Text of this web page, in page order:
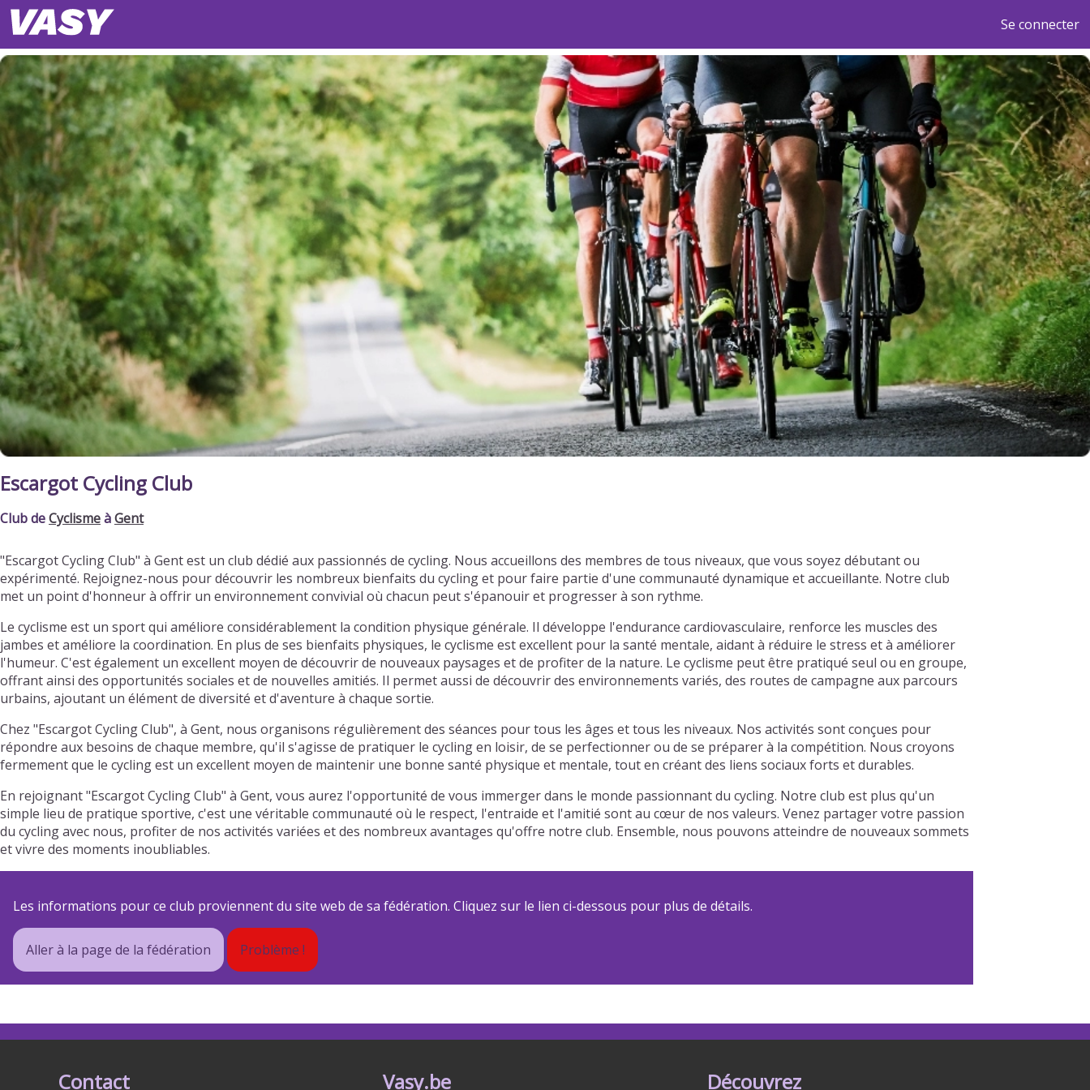
Se connecter
Escargot Cycling Club
Club deCyclismeàGent
"Escargot Cycling Club" à Gent est un club dédié aux passionnés de cycling. Nous accueillons des membres de tous niveaux, que vous soyez débutant ou
expérimenté. Rejoignez-nous pour découvrir les nombreux bienfaits du cycling et pour faire partie d'une communauté dynamique et accueillante. Notre club
met un point d'honneur à offrir un environnement convivial où chacun peut s'épanouir et progresser à son rythme.
Le cyclisme est un sport qui améliore considérablement la condition physique générale. Il développe l'endurance cardiovasculaire, renforce les muscles des
jambes et améliore la coordination. En plus de ses bienfaits physiques, le cyclisme est excellent pour la santé mentale, aidant à réduire le stress et à améliorer
l'humeur. C'est également un excellent moyen de découvrir de nouveaux paysages et de profiter de la nature. Le cyclisme peut être pratiqué seul ou en groupe,
offrant ainsi des opportunités sociales et de nouvelles amitiés. Il permet aussi de découvrir des environnements variés, des routes de campagne aux parcours
urbains, ajoutant un élément de diversité et d'aventure à chaque sortie.
Chez "Escargot Cycling Club", à Gent, nous organisons régulièrement des séances pour tous les âges et tous les niveaux. Nos activités sont conçues pour
répondre aux besoins de chaque membre, qu'il s'agisse de pratiquer le cycling en loisir, de se perfectionner ou de se préparer à la compétition. Nous croyons
fermement que le cycling est un excellent moyen de maintenir une bonne santé physique et mentale, tout en créant des liens sociaux forts et durables.
En rejoignant "Escargot Cycling Club" à Gent, vous aurez l'opportunité de vous immerger dans le monde passionnant du cycling. Notre club est plus qu'un
simple lieu de pratique sportive, c'est une véritable communauté où le respect, l'entraide et l'amitié sont au cœur de nos valeurs. Venez partager votre passion
du cycling avec nous, profiter de nos activités variées et des nombreux avantages qu'offre notre club. Ensemble, nous pouvons atteindre de nouveaux sommets
et vivre des moments inoubliables.
Les informations pour ce club proviennent du site web de sa fédération. Cliquez sur le lien ci-dessous pour plus de détails.
Aller à la page de la fédération Problème !
Contact Vasy.be Découvrez